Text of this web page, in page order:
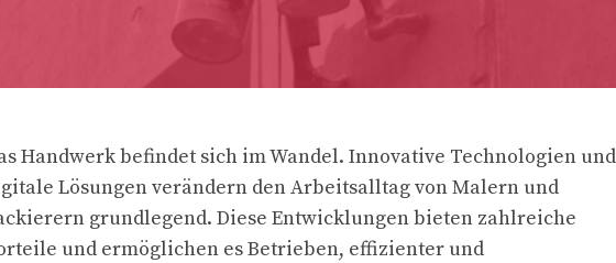
Handwerk befindet sich im Wandel. Innovative Technologien und
Lösungen verändern den Arbeitsalltag von Malern und
grundlegend. Diese Entwicklungen bieten zahlreiche
und ermöglichen es Betrieben, effizienter und